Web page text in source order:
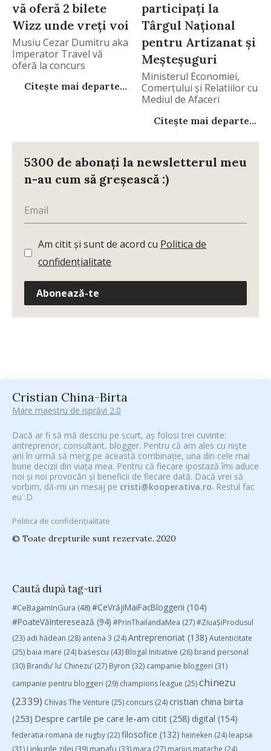
vă oferă 2 bilete
Wizz unde vreți voi
Musiu Cezar Dumitru aka
Imperator Travel vă
oferă la concurs
Citește mai departe...
participați la
Târgul Național
pentru Artizanat și
Meșteșuguri
Ministerul Economiei,
Comerțului și Relatiilor cu
Mediul de Afaceri
Citește mai departe...
5300 de abonați la newsletterul meu
n-au cum să greșească :)
Am citit și sunt de acord cu Politica de
confidențialitate
Abonează-te
Cristian China-Birta
Mare maestru de isprăvi 2.0
Dacă ar fi să mă descriu pe scurt, aș folosi trei cuvinte:
antreprenor, consultant, blogger. Pentru că am ales cu niște
ani în urmă să merg pe această combinație, una din cele mai
bune decizii din viața mea. Pentru că fiecare ipostază îmi aduce
noi și noi provocări și beneficii de fiecare dată. Dacă vrei să
vorbim, dă-mi un mesaj pe cristi@kooperativa.ro. Restul fac
eu :D
Politica de confidențialitate
© Toate drepturile sunt rezervate. 2020
Caută după tag-uri
#CeBagamInGura (48)#CeVrăjiMaiFacBloggerii (104)
#PoateVăInteresează (94) #PrinThailandaMea (27)#ZiuaȘiProdusul
(23) adi hădean (28) antena 3 (24)Antreprenoriat (138) Autenticitate
(25) baia mare (24) basescu (43) Blogal Initiative (26) brand personal
(30) Brandu’ lu’ Chinezu’ (27) Byron (32) campanie bloggeri (31)
campanie pentru bloggeri (29) champions league (25)chinezu
(2339) Chivas The Venture (25) concurs (24)cristian china birta
(253) Despre cartile pe care le-am citit (258) digital (154)
federatia romana de rugby (22)filosofice (132) heineken (24) leapsa
(31) Linkurile zilei (39) manafu (33) mara (27) marius matache (24)